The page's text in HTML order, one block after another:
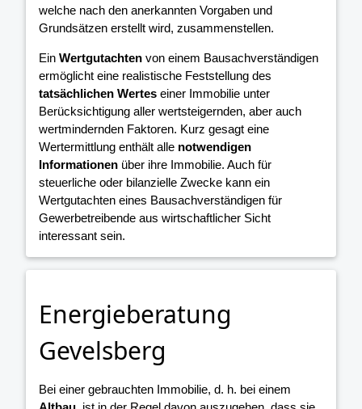
welche nach den anerkannten Vorgaben und
Grundsätzen erstellt wird, zusammenstellen.
Ein Wertgutachten von einem Bausachverständigen
ermöglicht eine realistische Feststellung des
tatsächlichen Wertes einer Immobilie unter
Berücksichtigung aller wertsteigernden, aber auch
wertmindernden Faktoren. Kurz gesagt eine
Wertermittlung enthält alle notwendigen
Informationen über ihre Immobilie. Auch für
steuerliche oder bilanzielle Zwecke kann ein
Wertgutachten eines Bausachverständigen für
Gewerbetreibende aus wirtschaftlicher Sicht
interessant sein.
Energieberatung
Gevelsberg
Bei einer gebrauchten Immobilie, d. h. bei einem